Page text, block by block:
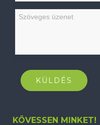
KÖVESSEN MINKET!